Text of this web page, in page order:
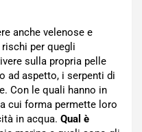
anche velenose e
per quegli
sulla propria pelle
ad aspetto, i serpenti di
Con le quali hanno in
cui forma permette loro
in acqua. Qual è